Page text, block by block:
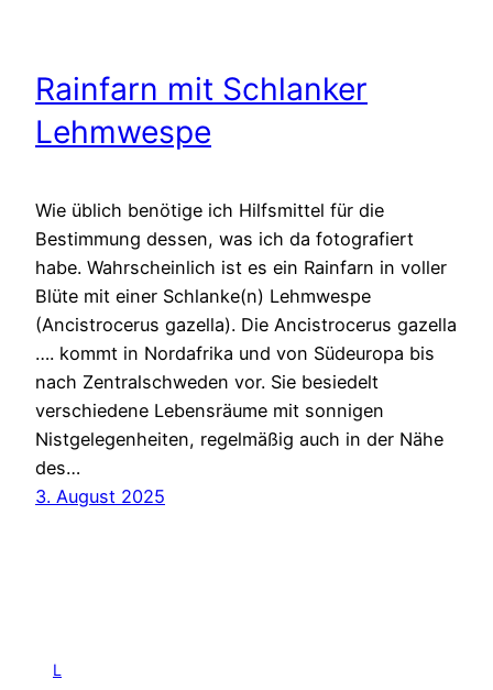
Rainfarn mit Schlanker
Lehmwespe
Wie üblich benötige ich Hilfsmittel für die
Bestimmung dessen, was ich da fotografiert
habe. Wahrscheinlich ist es ein Rainfarn in voller
Blüte mit einer Schlanke(n) Lehmwespe
(Ancistrocerus gazella). Die Ancistrocerus gazella
…. kommt in Nordafrika und von Südeuropa bis
nach Zentralschweden vor. Sie besiedelt
verschiedene Lebensräume mit sonnigen
Nistgelegenheiten, regelmäßig auch in der Nähe
des…
3. August 2025
L